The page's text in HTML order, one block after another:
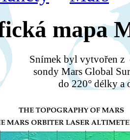
mapa
Snímek byl vytvořen z
sondy Mars Global
do 220° délky a